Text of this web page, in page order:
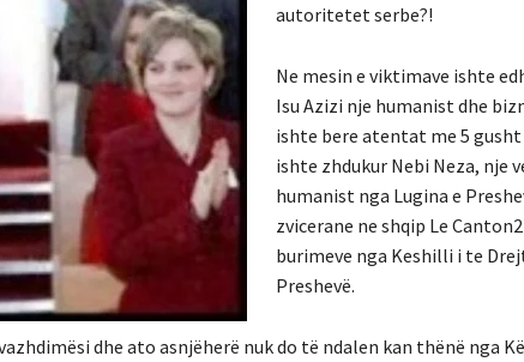
autoritetet serbe?!
Ne mesin e viktimave ishte
Isu Azizi nje humanist dhe
ishte bere atentat me 5
ishte zhdukur Nebi Neza, nje
humanist nga Lugina e
zvicerane ne shqip Le
burimeve nga Keshilli i te
Preshevë.
dhe ato asnjëherë nuk do të ndalen kan thënë nga